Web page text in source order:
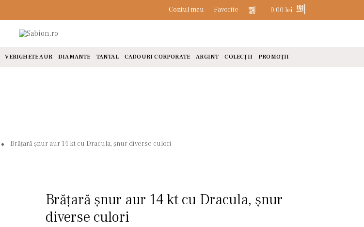
Contul meu Favorite 0
0,00 lei
VERIGHETE AUR DIAMANTE TANTAL CADOURI CORPORATE ARGINT COLECȚII PROMOȚII
Brățară șnur aur 14 kt cu Dracula, șnur diverse culori
Brățară șnur aur 14 kt cu Dracula, șnur
diverse culori